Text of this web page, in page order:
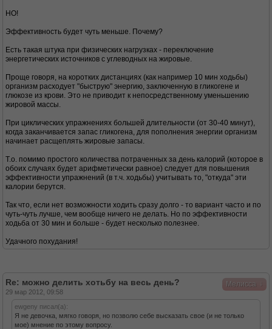
НО!
Эффективность будет чуть меньше. Почему?
Есть такая штука при физических нагрузках - переключение
энергетических источников с углеводных на жировые.
Проще говоря, на коротких дистанциях (как например 10 мин ходьбы)
организм расходует "быструю" энергию, заключенную в гликогене и
глюкозе из крови. Это не приводит к непосредственному уменьшению
жировой массы.
При циклических упражнениях большей длительности (от 30-40 минут),
когда заканчивается запас гликогена, для пополнения энергии организм
начинает расщеплять жировые запасы.
Т.о. помимо простого количества потраченных за день калорий (которое в
обоих случаях будет арифметически равное) следует для повышения
эффективности упражнений (в т.ч. ходьбы) учитывать то, "откуда" эти
калории берутся.
Так что, если нет возможности ходить сразу долго - то вариант часто и по
чуть-чуть лучше, чем вообще ничего не делать. Но по эффективности
ходьба от 30 мин и больше - будет несколько полезнее.
Удачного похудания!
Мелисса
Re: можно делить хотьбу на весь день?
29 мар 2012, 09:58
ewgeny писал(а):
Я не девочка, мягко говоря, но позволю себе высказать свое (и не только
мое) мнение по этому вопросу.